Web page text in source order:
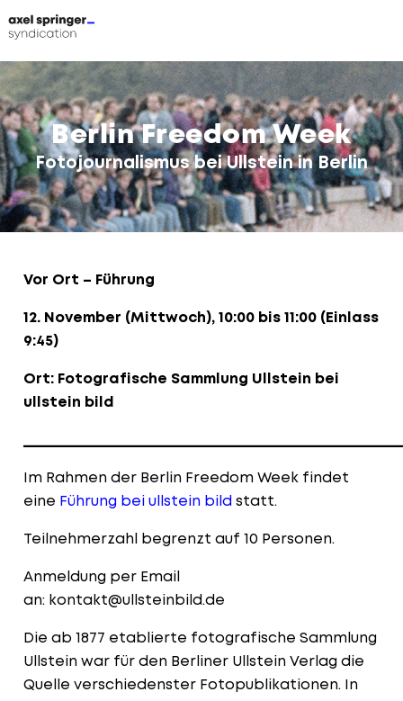
Direkt
zum
Inhalt
Berlin Freedom Week
Fotojournalismus bei Ullstein in Berlin
Vor Ort – Führung
12. November (Mittwoch), 10:00 bis 11:00 (Einlass
9:45)
Ort: Fotografische Sammlung Ullstein bei
ullstein bild
Im Rahmen der Berlin Freedom Week findet
eine Führung bei ullstein bild statt.
Teilnehmerzahl begrenzt auf 10 Personen.
Anmeldung per Email
an: kontakt@ullsteinbild.de
Die ab 1877 etablierte fotografische Sammlung
Ullstein war für den Berliner Ullstein Verlag die
Quelle verschiedenster Fotopublikationen. In